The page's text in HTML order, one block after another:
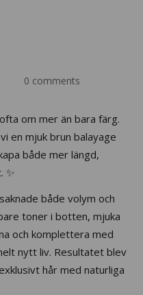
0 comments
om mer än bara färg.
en mjuk brun balayage
både mer längd,
✨
både volym och
toner i botten, mjuka
och komplettera med
nytt liv. Resultatet blev
hår med naturliga